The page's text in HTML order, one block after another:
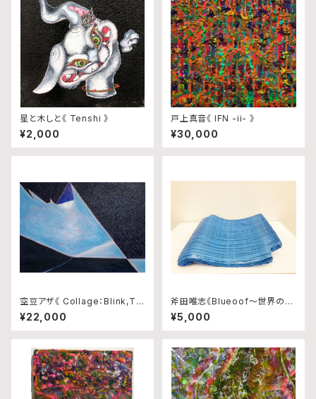
星と木しと《 Tenshi 》
¥2,000
戸上真音《 IFN -ii- 》
¥30,000
空豆アザ《 Collage：Blink,Tra
ce and Rhythm No.10 》
¥22,000
斧田唯志《Blueoof〜世界の真
ん中で輝いた日本政府から千葉
県民へ贈り物〜》
¥5,000